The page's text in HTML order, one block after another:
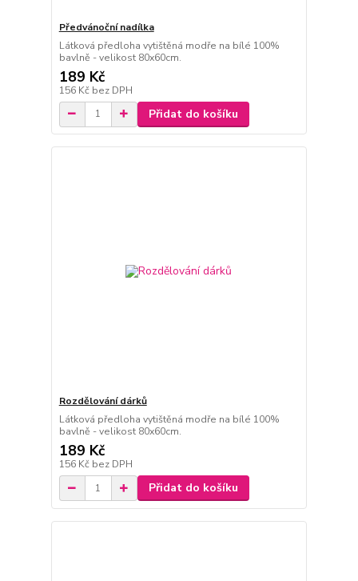
Předvánoční nadílka
Látková předloha vytištěná modře na bílé 100%
bavlně - velikost 80x60cm.
189 Kč
156 Kč bez DPH
Přidat do košíku
Rozdělování dárků
Látková předloha vytištěná modře na bílé 100%
bavlně - velikost 80x60cm.
189 Kč
156 Kč bez DPH
Přidat do košíku